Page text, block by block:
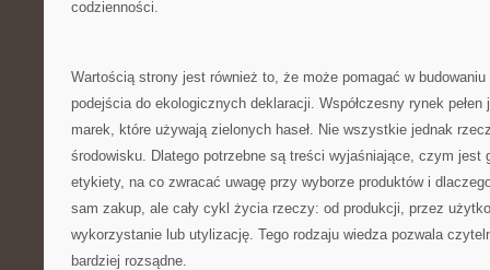
codzienności.
Wartością strony jest również to, że może pomagać w
podejścia do ekologicznych deklaracji. Współczesny rynek pełen
marek, które używają zielonych haseł. Nie wszystkie jednak
środowisku. Dlatego potrzebne są treści wyjaśniające, czym jest
etykiety, na co zwracać uwagę przy wyborze produktów i
sam zakup, ale cały cykl życia rzeczy: od produkcji, przez
wykorzystanie lub utylizację. Tego rodzaju wiedza pozwala
bardziej rozsądne.